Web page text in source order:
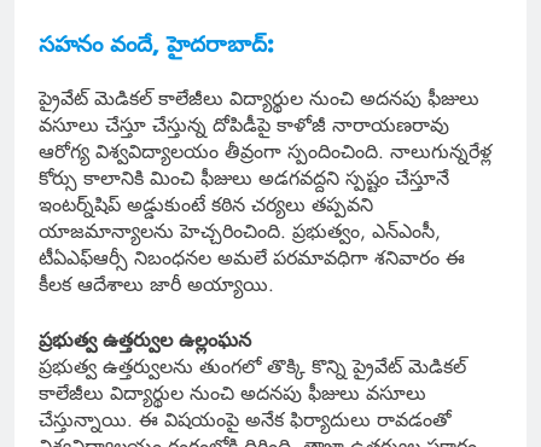
సహనం వందే, హైదరాబాద్:
ప్రైవేట్ మెడికల్ కాలేజీలు విద్యార్థుల నుంచి అదనపు ఫీజులు
వసూలు చేస్తూ చేస్తున్న దోపిడీపై కాళోజీ నారాయణరావు
ఆరోగ్య విశ్వవిద్యాలయం తీవ్రంగా స్పందించింది. నాలుగున్నరేళ్ల
కోర్సు కాలానికి మించి ఫీజులు అడగవద్దని స్పష్టం చేస్తూనే
ఇంటర్న్‌షిప్ అడ్డుకుంటే కఠిన చర్యలు తప్పవని
యాజమాన్యాలను హెచ్చరించింది. ప్రభుత్వం, ఎన్ఎంసీ,
టీఏఎఫ్ఆర్సీ నిబంధనల అమలే పరమావధిగా శనివారం ఈ
కీలక ఆదేశాలు జారీ అయ్యాయి.
ప్రభుత్వ ఉత్తర్వుల ఉల్లంఘన
ప్రభుత్వ ఉత్తర్వులను తుంగలో తొక్కి కొన్ని ప్రైవేట్ మెడికల్
కాలేజీలు విద్యార్థుల నుంచి అదనపు ఫీజులు వసూలు
చేస్తున్నాయి. ఈ విషయంపై అనేక ఫిర్యాదులు రావడంతో